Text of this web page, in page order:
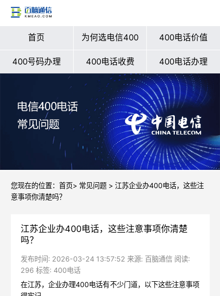
首页 为何选电信400 400电话价值
400号码办理 400电话收费 400电话办理
您现在的位置： 首页> 常见问题> 江苏企业办400电话，这些注
意事项你清楚吗？
江苏企业办400电话，这些注意事项你清楚
吗？
发布时间: 2026-03-24 13:57:52 来源: 百脑通信 阅读:
296 标签: 400电话
在江苏，企业办理400电话有不少门道，以下这些注意事项